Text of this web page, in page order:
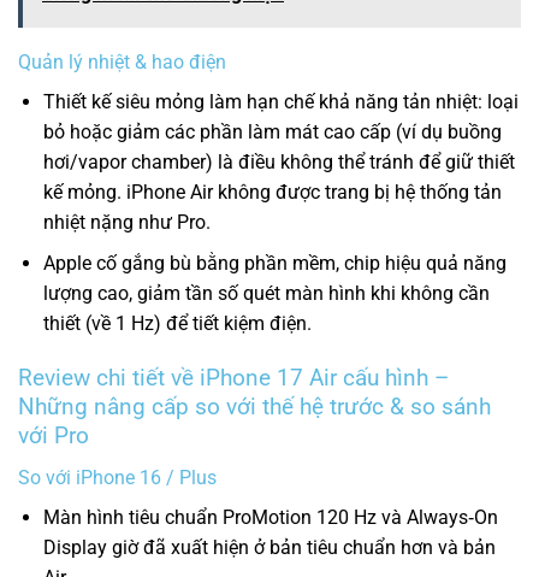
Quản lý nhiệt & hao điện
Thiết kế siêu mỏng làm hạn chế khả năng tản nhiệt: loại
bỏ hoặc giảm các phần làm mát cao cấp (ví dụ buồng
hơi/vapor chamber) là điều không thể tránh để giữ thiết
kế mỏng. iPhone Air không được trang bị hệ thống tản
nhiệt nặng như Pro.
Apple cố gắng bù bằng phần mềm, chip hiệu quả năng
lượng cao, giảm tần số quét màn hình khi không cần
thiết (về 1 Hz) để tiết kiệm điện.
Review chi tiết về iPhone 17 Air cấu hình –
Những nâng cấp so với thế hệ trước & so sánh
với Pro
So với iPhone 16 / Plus
Màn hình tiêu chuẩn ProMotion 120 Hz và Always‑On
Display giờ đã xuất hiện ở bản tiêu chuẩn hơn và bản